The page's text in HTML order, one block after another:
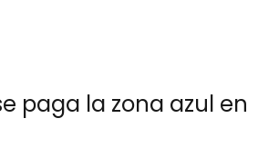
paga la zona azul en